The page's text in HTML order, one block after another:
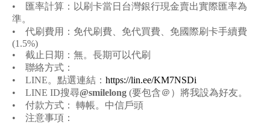
•
匯率計算：以刷卡當日台灣銀行現金賣出實際匯率為
準。
•
代刷費用：免代刷費、免代買費、免國際刷卡手續費
(1.5%)
•
截止日期：無。長期可以代刷
•
聯絡方式：
•
LINE。點選連結： https://lin.ee/KM7NSDi
•
LINE ID搜尋@smilelong (要包含＠）將我設為好友。
•
付款方式： 轉帳。中信戶頭
•
注意事項：